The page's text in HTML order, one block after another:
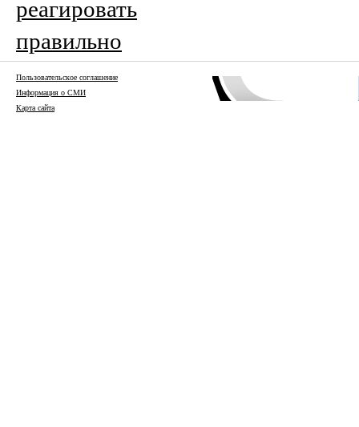
реагировать
правильно
Пользовательское соглашение
Информация о СМИ
Карта сайта